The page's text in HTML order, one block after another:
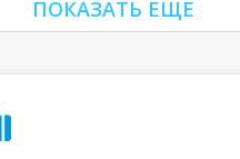
ПОКАЗАТЬ ЕЩЕ